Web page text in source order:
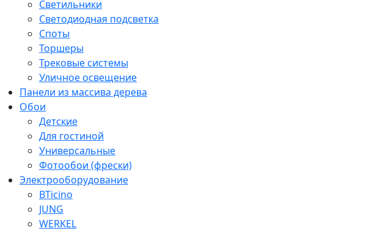
Светильники
Светодиодная подсветка
Споты
Торшеры
Трековые системы
Уличное освещение
Панели из массива дерева
Обои
Детские
Для гостиной
Универсальные
Фотообои (фрески)
Электрооборудование
BTicino
JUNG
WERKEL